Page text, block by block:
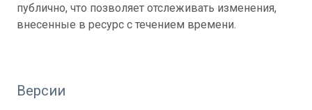
публично, что позволяет отслеживать изменения,
внесенные в ресурс с течением времени.
Версии